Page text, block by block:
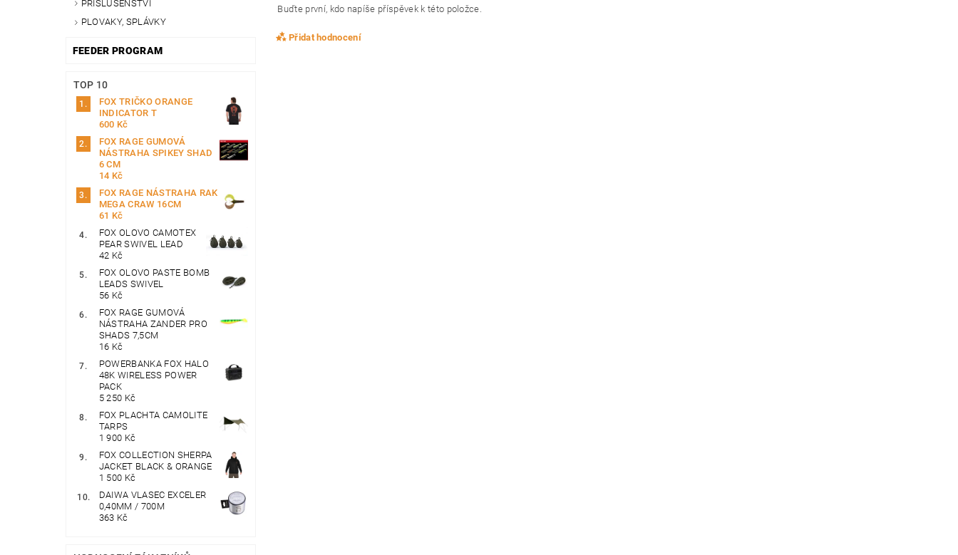
PŘÍSLUŠENSTVÍ
PLOVAKY, SPLÁVKY
FEEDER PROGRAM
TOP 10
FOX TRIČKO ORANGE
INDICATOR T
600 Kč
FOX RAGE GUMOVÁ
NÁSTRAHA SPIKEY SHAD
6 CM
14 Kč
FOX RAGE NÁSTRAHA RAK
MEGA CRAW 16CM
61 Kč
FOX OLOVO CAMOTEX
PEAR SWIVEL LEAD
42 Kč
FOX OLOVO PASTE BOMB
LEADS SWIVEL
56 Kč
FOX RAGE GUMOVÁ
NÁSTRAHA ZANDER PRO
SHADS 7,5CM
16 Kč
POWERBANKA FOX HALO
48K WIRELESS POWER
PACK
5 250 Kč
FOX PLACHTA CAMOLITE
TARPS
1 900 Kč
FOX COLLECTION SHERPA
JACKET BLACK & ORANGE
1 500 Kč
DAIWA VLASEC EXCELER
0,40MM / 700M
363 Kč
Buďte první, kdo napíše příspěvek k této položce.
Přidat hodnocení